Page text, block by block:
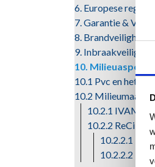
6. Europese regels
7. Garantie &
8. Brandveiligheid
9. Inbraakveiligheid
10. Milieuaspecten
10.1 Pvc en het
10.2 Milieumaat
10.2.1 IVAM-
10.2.2 ReCiPe-
10.2.2.1
10.2.2.2